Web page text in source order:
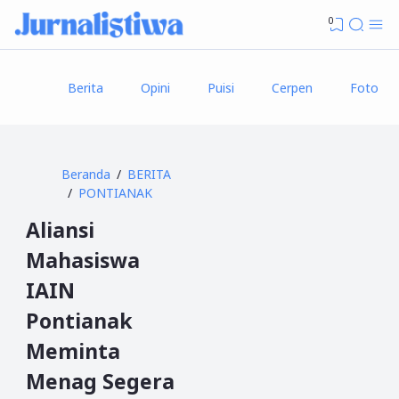
0
Berita Opini Puisi Cerpen Foto
Beranda
BERITA
PONTIANAK
Aliansi
Mahasiswa
IAIN
Pontianak
Meminta
Menag Segera